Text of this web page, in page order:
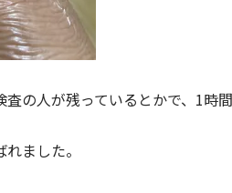
査の人が残っているとかで、1時
ました。